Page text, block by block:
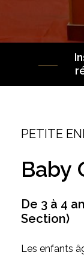
PETITE
Baby
De 3 à 4
Section)
Les enfants